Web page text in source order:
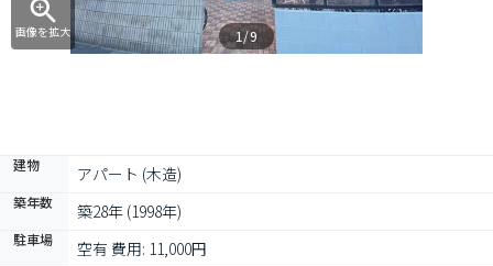
画像を拡大 1/9
建物 アパート (木造)
築年数 築28年 (1998年)
駐車場 空有 費用: 11,000円